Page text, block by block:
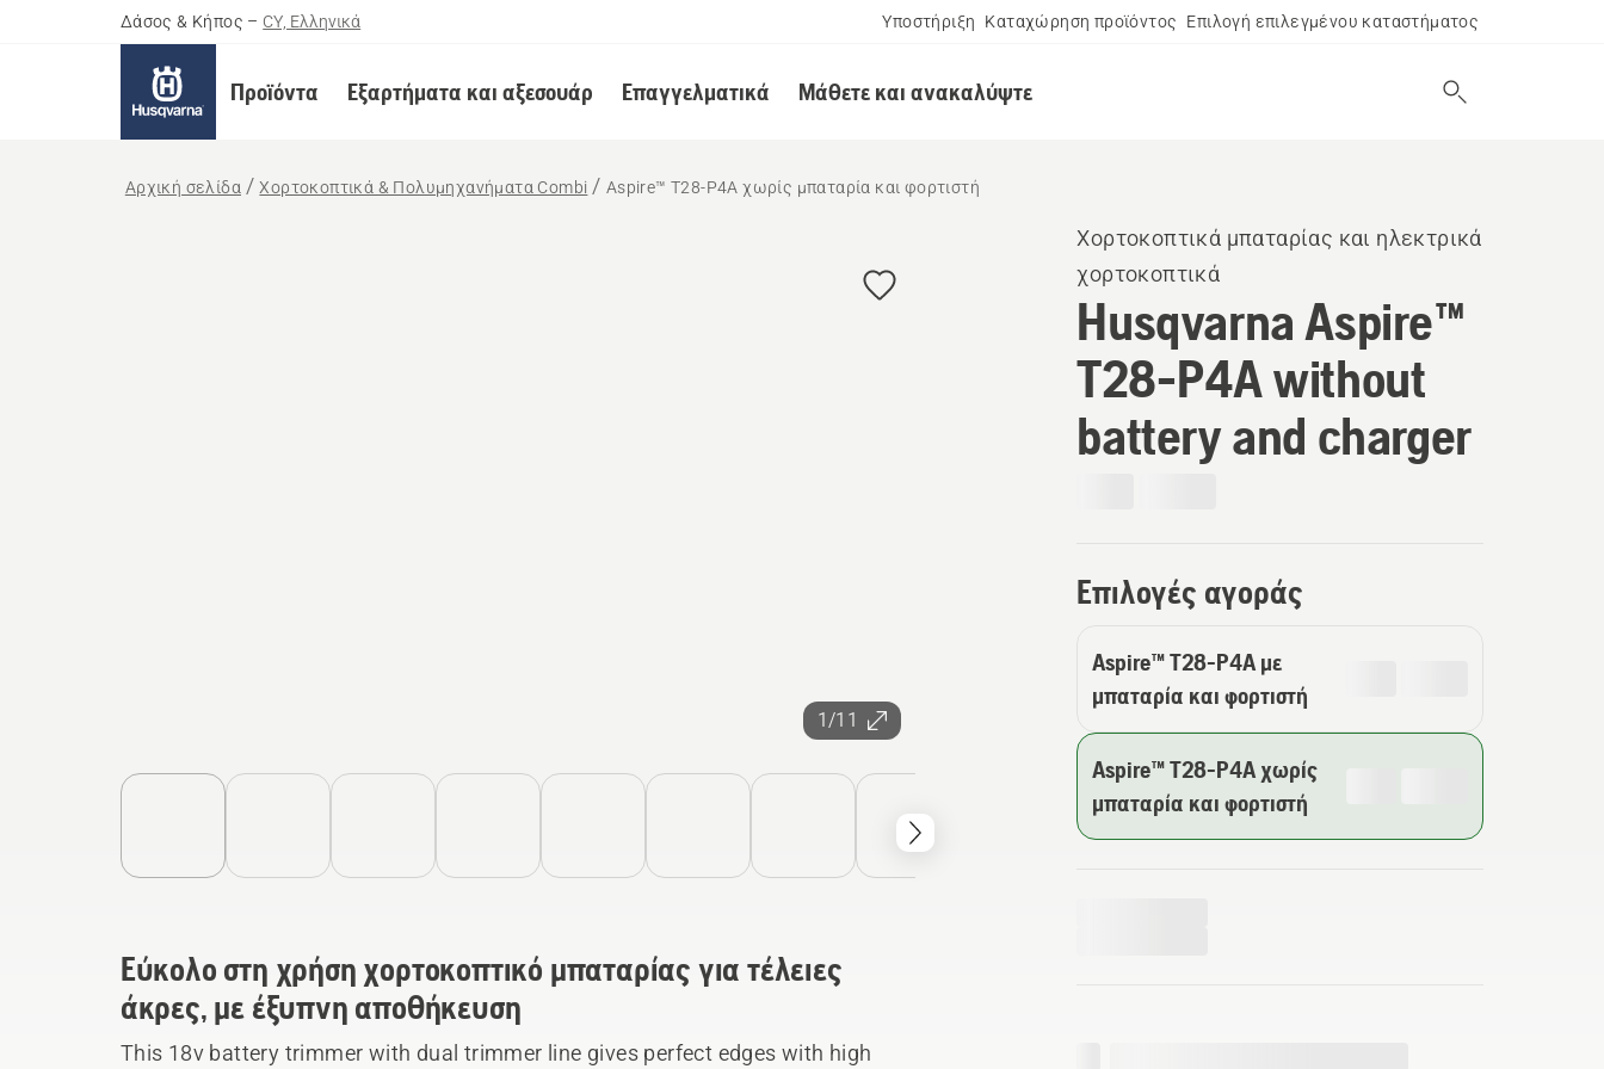
Δάσος & Κήπος – CY, Ελληνικά Υποστήριξη Καταχώρηση προϊόντος Επιλογή επιλεγμένου καταστήματος
Προϊόντα Εξαρτήματα και αξεσουάρ Επαγγελματικά Μάθετε και ανακαλύψτε
Αρχική σελίδα Χορτοκοπτικά & Πολυμηχανήματα Combi Aspire™ T28-P4A χωρίς μπαταρία και φορτιστή
1/11
Χορτοκοπτικά μπαταρίας και ηλεκτρικά
χορτοκοπτικά
Husqvarna Aspire™
T28-P4A without
battery and charger
Επιλογές αγοράς
Aspire™ T28-P4A με
μπαταρία και φορτιστή
Aspire™ T28-P4A χωρίς
μπαταρία και φορτιστή
Εύκολο στη χρήση χορτοκοπτικό μπαταρίας για τέλειες
άκρες, με έξυπνη αποθήκευση
This 18v battery trimmer with dual trimmer line gives perfect edges with high